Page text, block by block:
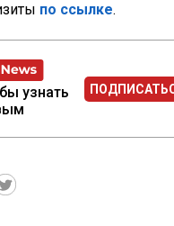
по ссылке.
узнать